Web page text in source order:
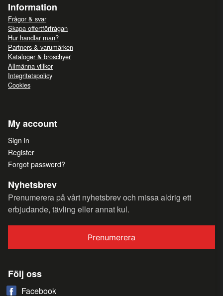
Information
Frågor & svar
Skapa offertförfrågan
Hur handlar man?
Partners & varumärken
Kataloger & broschyer
Allmänna villkor
Integritetspolicy
Cookies
My account
Sign in
Register
Forgot password?
Nyhetsbrev
Prenumerera på vårt nyhetsbrev och missa aldrig ett
erbjudande, tävling eller annat kul.
Prenumerera
Följ oss
Facebook